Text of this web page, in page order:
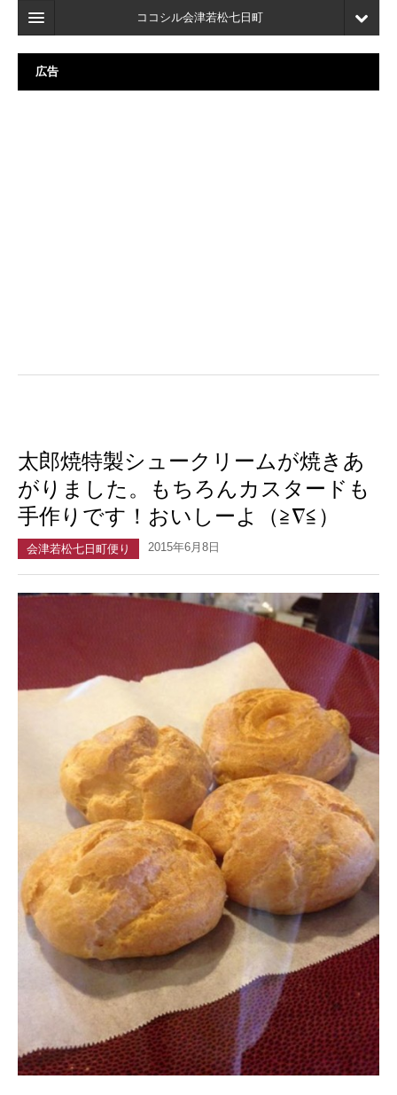
ココシル会津若松七日町
ホーム
検索
広告
太郎焼特製シュークリームが焼きあ
がりました。もちろんカスタードも
手作りです！おいしーよ（≧∇≦）
会津若松七日町便り 2015年6月8日